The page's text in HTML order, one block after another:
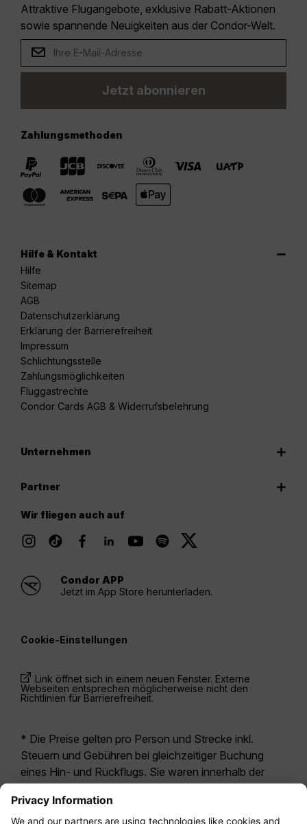
Attraktive Flugangebote, exklusive Rabatt-Aktionen
sowie spannende Neuigkeiten aus der Condor-Welt.
Jetzt abonnieren
Zahlungsmethoden
Hilfe & Kontakt
Hilfe
Sitemap
AGB
Datenschutzerklärung
Erklärung der Barrierefreiheit
Impressum
Schlichtungsstelle
Zahlungsmöglichkeiten
Fluggastrechte
Condor Cards AGB & Widerrufsbelehrung
Unternehmen
Partner
Wir fliegen auch auf
Condor APP
Jetzt im App Store herunterladen.
Cookie-Einstellungen
Link öffnet sich in einem neuen Fenster. Externe
Webseiten entsprechen möglicherweise nicht den
Richtlinien für Barrierefreiheit.
* Die Preise gelten pro Person und Strecke inkl.
Steuern und Gebühren bei gleichzeitiger Buchung
eines Hin- und Rückflugs. Sie waren innerhalb der
letzten 24 Stunden verfügbar und sind
möglicherweise nicht mehr aktuell. Bei den für die
Economy Class angegebenen Tarifen handelt es